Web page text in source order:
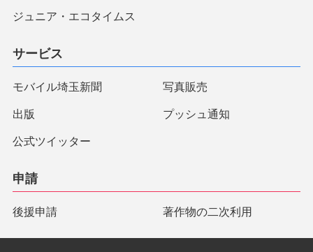
ジュニア・エコタイムス
サービス
モバイル埼玉新聞 写真販売
出版 プッシュ通知
公式ツイッター
申請
後援申請 著作物の二次利用